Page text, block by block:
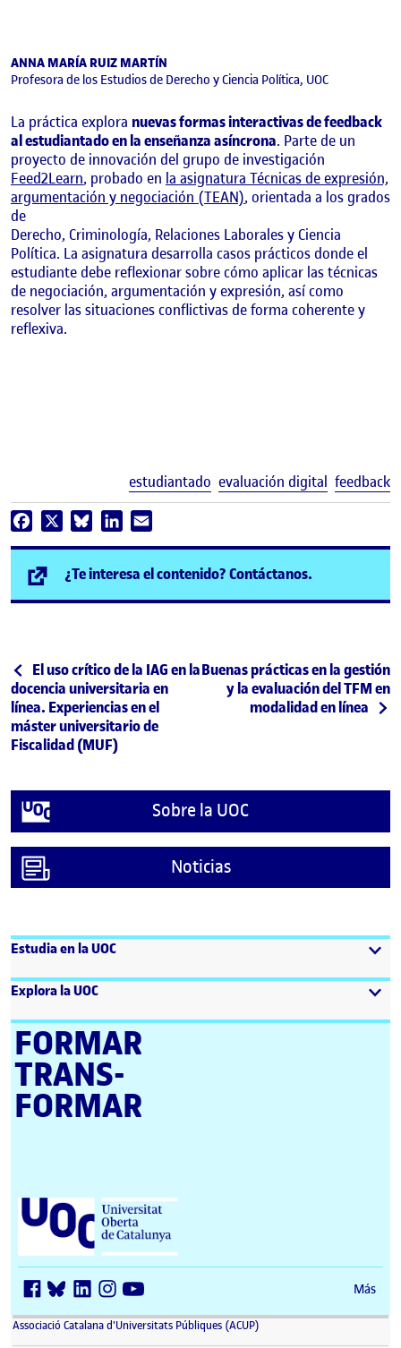
ANNA MARÍA RUIZ MARTÍN
Profesora de los Estudios de Derecho y Ciencia Política, UOC
La práctica explora nuevas formas interactivas de feedback
al estudiantado en la enseñanza asíncrona. Parte de un
proyecto de innovación del grupo de investigación
Feed2Learn, probado en la asignatura Técnicas de expresión,
argumentación y negociación (TEAN), orientada a los grados
de
Derecho, Criminología, Relaciones Laborales y Ciencia
Política. La asignatura desarrolla casos prácticos donde el
estudiante debe reflexionar sobre cómo aplicar las técnicas
de negociación, argumentación y expresión, así como
resolver las situaciones conflictivas de forma coherente y
reflexiva.
estudiantado evaluación digital feedback
Facebook BlueskyLinkedIn
¿Te interesa el contenido? Contáctanos.
Post navigation
Publicación anterior
El uso crítico de la IAG en la
docencia universitaria en
línea. Experiencias en el
máster universitario de
Fiscalidad (MUF)
Siguiente publicación
Buenas prácticas en la gestión
y la evaluación del TFM en
modalidad en línea
Sobre la UOC
Noticias
Estudia en la UOC
Explora la UOC
FORMAR
TRANS­
FORMAR
Universitat Oberta de Catalunya (UOC)
Más
Associació Catalana d'Universitats Públiques (ACUP)